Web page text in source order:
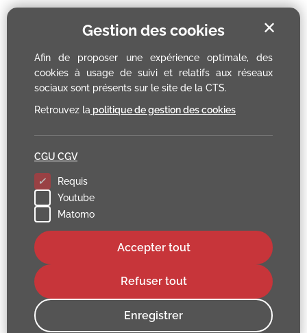
Gestion des cookies
Afin de proposer une expérience optimale, des
cookies à usage de suivi et relatifs aux réseaux
sociaux sont présents sur le site de la CTS.
Retrouvez la politique de gestion des cookies
Requis
Youtube
Matomo
Enregistrer
Refuser tout
Accepter tout
✕
CGU CGV